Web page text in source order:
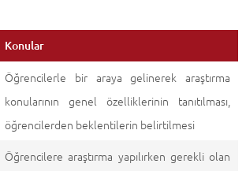
Konular
Öğrencilerle bir araya gelinerek araştırma
konularının genel özelliklerinin tanıtılması,
öğrencilerden beklentilerin belirtilmesi
Öğrencilere araştırma yapılırken gerekli olan